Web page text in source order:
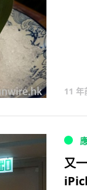
11 年
又